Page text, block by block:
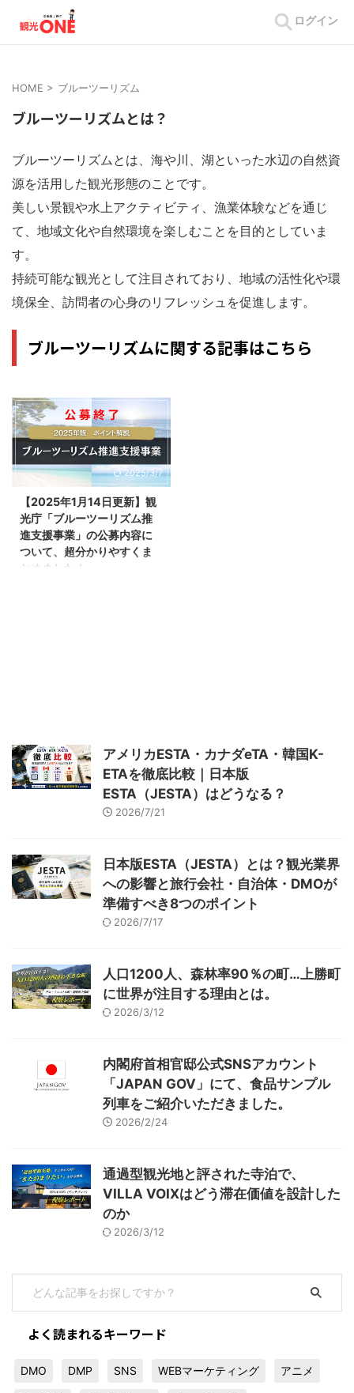
ログイン
HOME > ブルーツーリズム
ブルーツーリズムとは？
ブルーツーリズムとは、海や川、湖といった水辺の自然資
源を活用した観光形態のことです。
美しい景観や水上アクティビティ、漁業体験などを通じ
て、地域文化や自然環境を楽しむことを目的としていま
す。
持続可能な観光として注目されており、地域の活性化や環
境保全、訪問者の心身のリフレッシュを促進します。
ブルーツーリズムに関する記事はこちら
2025/3/7
【2025年1月14日更新】観
光庁「ブルーツーリズム推
進支援事業」の公募内容に
ついて、超分かりやすくま
とめました！
事は、「令和７年度「ブルーツー
リズム推進支援事業」の公募を開
始します」（観光庁）をもとに観
光ONEが独自にまとめたもので
す。 事業の目的 この事業は、
アメリカESTA・カナダeTA・韓国K-
ETAを徹底比較｜日本版
ESTA（JESTA）はどうなる？
2026/7/21
日本版ESTA（JESTA）とは？観光業界
への影響と旅行会社・自治体・DMOが
準備すべき8つのポイント
2026/7/17
人口1200人、森林率90％の町…上勝町
に世界が注目する理由とは。
2026/3/12
内閣府首相官邸公式SNSアカウント
「JAPAN GOV」にて、食品サンプル
列車をご紹介いただきました。
2026/2/24
通過型観光地と評された寺泊で、
VILLA VOIXはどう滞在価値を設計した
のか
2026/3/12
よく読まれるキーワード
DMO DMP SNS WEBマーケティング アニメ